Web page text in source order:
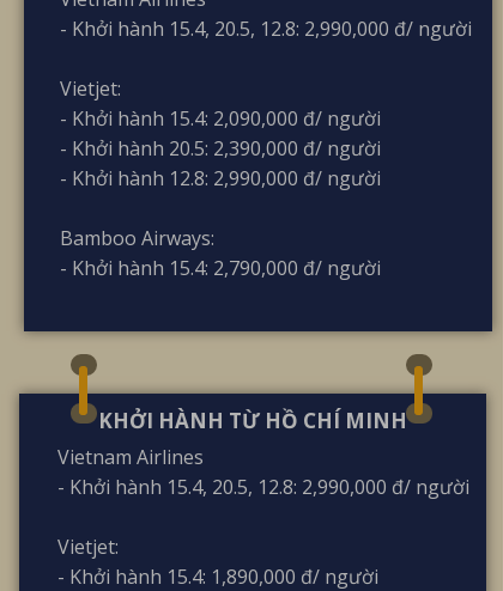
- Khởi hành 15.4, 20.5, 12.8: 2,990,000 đ/ người
Vietjet:
- Khởi hành 15.4: 2,090,000 đ/ người
- Khởi hành 20.5: 2,390,000 đ/ người
- Khởi hành 12.8: 2,990,000 đ/ người
Bamboo Airways:
- Khởi hành 15.4: 2,790,000 đ/ người
KHỞI HÀNH TỪ HỒ CHÍ MINH
Vietnam Airlines
- Khởi hành 15.4, 20.5, 12.8: 2,990,000 đ/ người
Vietjet:
- Khởi hành 15.4: 1,890,000 đ/ người